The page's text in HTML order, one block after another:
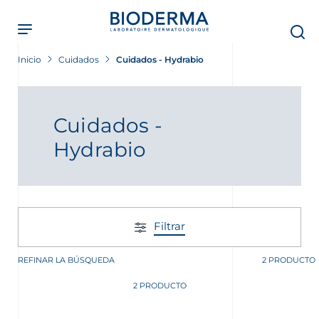
main
content
Inicio Cuidados Cuidados - Hydrabio
Cuidados -
Hydrabio
Filtrar
REFINAR LA BÚSQUEDA 2 PRODUCTO
2 PRODUCTO